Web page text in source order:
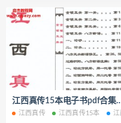
赵氏寻因
宫廷御医
宫廷御医槌
赵书曦宫廷
脐针通关导
脐针通关导
江西真传15本电子书pdf合集
江西真传 江西真传15本 江